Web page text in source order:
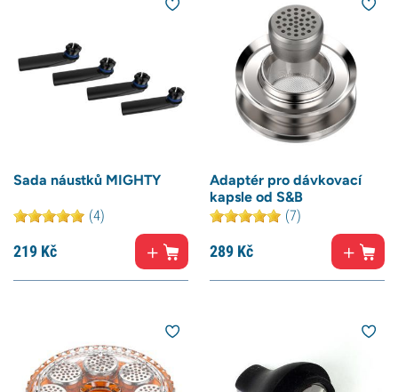
Sada náustků MIGHTY
(4)
219 Kč
Adaptér pro dávkovací
kapsle od S&B
(7)
289 Kč